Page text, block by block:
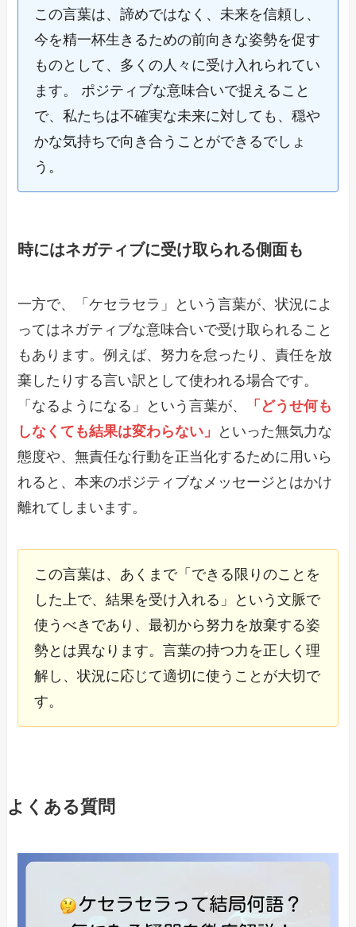
この言葉は、諦めではなく、未来を信頼し、
今を精一杯生きるための前向きな姿勢を促す
ものとして、多くの人々に受け入れられてい
ます。 ポジティブな意味合いで捉えること
で、私たちは不確実な未来に対しても、穏や
かな気持ちで向き合うことができるでしょ
う。
時にはネガティブに受け取られる側面も
一方で、「ケセラセラ」という言葉が、状況によ
ってはネガティブな意味合いで受け取られること
もあります。例えば、努力を怠ったり、責任を放
棄したりする言い訳として使われる場合です。
「なるようになる」という言葉が、
「どうせ何も
しなくても結果は変わらない」
といった無気力な
態度や、無責任な行動を正当化するために用いら
れると、本来のポジティブなメッセージとはかけ
離れてしまいます。
この言葉は、あくまで「できる限りのことを
した上で、結果を受け入れる」という文脈で
使うべきであり、最初から努力を放棄する姿
勢とは異なります。言葉の持つ力を正しく理
解し、状況に応じて適切に使うことが大切で
す。
よくある質問